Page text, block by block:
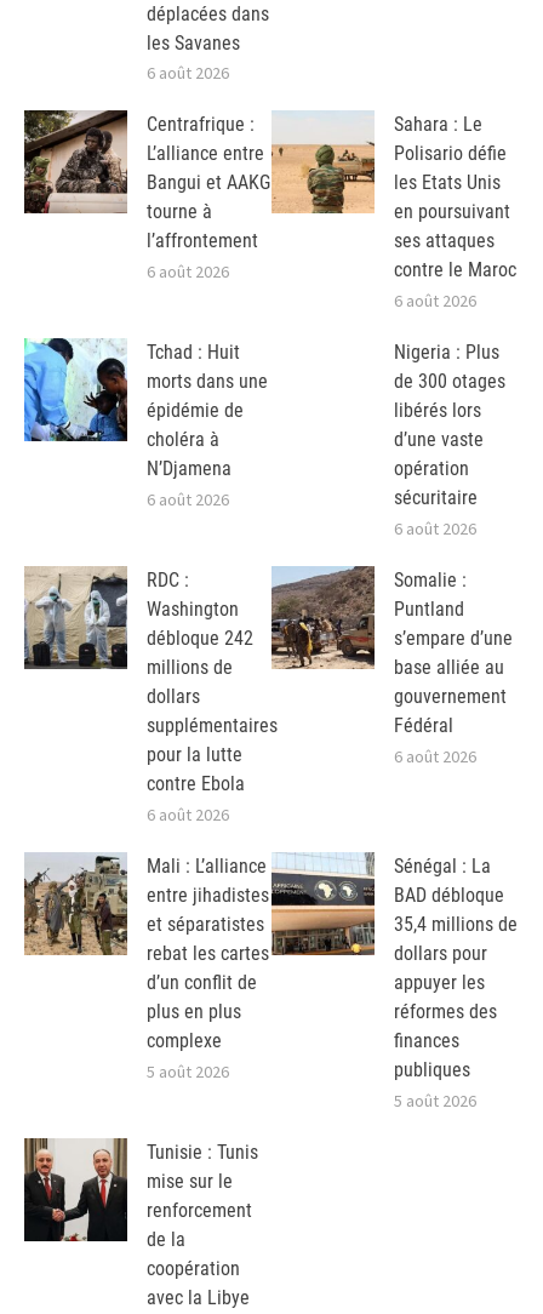
déplacées dans
les Savanes
6 août 2026
Centrafrique :
L’alliance entre
Bangui et AAKG
tourne à
l’affrontement
6 août 2026
Sahara : Le
Polisario défie
les Etats Unis
en poursuivant
ses attaques
contre le Maroc
6 août 2026
Tchad : Huit
morts dans une
épidémie de
choléra à
N’Djamena
6 août 2026
Nigeria : Plus
de 300 otages
libérés lors
d’une vaste
opération
sécuritaire
6 août 2026
RDC :
Washington
débloque 242
millions de
dollars
supplémentaires
pour la lutte
contre Ebola
6 août 2026
Somalie :
Puntland
s’empare d’une
base alliée au
gouvernement
Fédéral
6 août 2026
Mali : L’alliance
entre jihadistes
et séparatistes
rebat les cartes
d’un conflit de
plus en plus
complexe
5 août 2026
Sénégal : La
BAD débloque
35,4 millions de
dollars pour
appuyer les
réformes des
finances
publiques
5 août 2026
Tunisie : Tunis
mise sur le
renforcement
de la
coopération
avec la Libye